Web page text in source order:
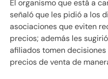
El organismo que está a
señaló que les pidió a los
asociaciones que eviten
precios; además les
afiliados tomen
precios de venta de